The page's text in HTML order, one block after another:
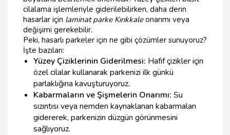
cilalama işlemleriyle giderilebilirken, daha derin
hasarlar için laminat parke Kırıkkaleonarımı veya
değişimi gerekebilir.
Peki, hasarlı parkeler için ne gibi çözümler sunuyoruz?
İşte bazıları:
Yüzey Çiziklerinin Giderilmesi: Hafif çizikler için
özel cilalar kullanarak parkenizi ilk günkü
parlaklığına kavuşturuyoruz.
Kabarmaların ve Şişmelerin Onarımı: Su
sızıntısı veya nemden kaynaklanan kabarmaları
gidererek, parkenizin düzgün görünmesini
sağlıyoruz.